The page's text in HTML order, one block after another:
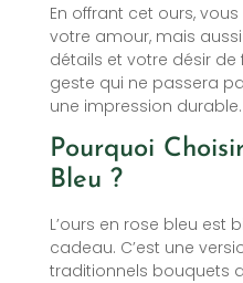
En offrant cet ours,
votre amour, mais
détails et votre désir de
geste qui ne passera
une impression durable.
Pourquoi
Bleu ?
L’ours en rose bleu est
cadeau. C’est une
traditionnels bouquets